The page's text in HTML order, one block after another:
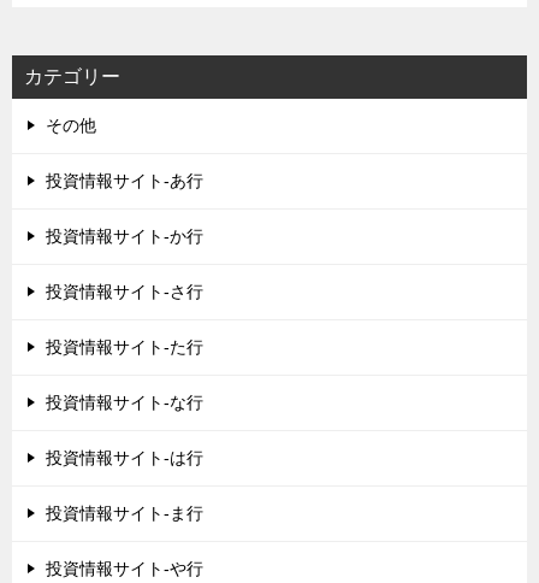
カテゴリー
その他
投資情報サイト-あ行
投資情報サイト-か行
投資情報サイト-さ行
投資情報サイト-た行
投資情報サイト-な行
投資情報サイト-は行
投資情報サイト-ま行
投資情報サイト-や行